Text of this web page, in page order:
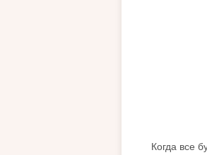
Когда все